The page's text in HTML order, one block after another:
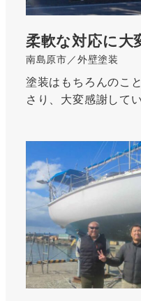
柔軟な対応に大
南島原市／外壁塗装
塗装はもちろんのこ
さり、大変感謝してい